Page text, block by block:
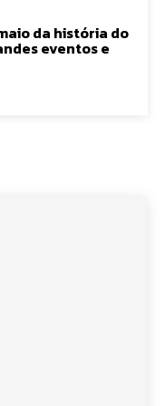
da história do
eventos e